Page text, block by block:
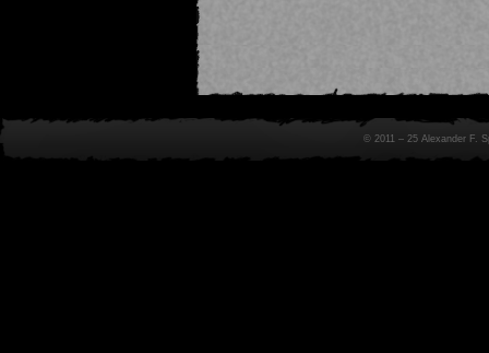
© 2011 – 25 Alexander F.